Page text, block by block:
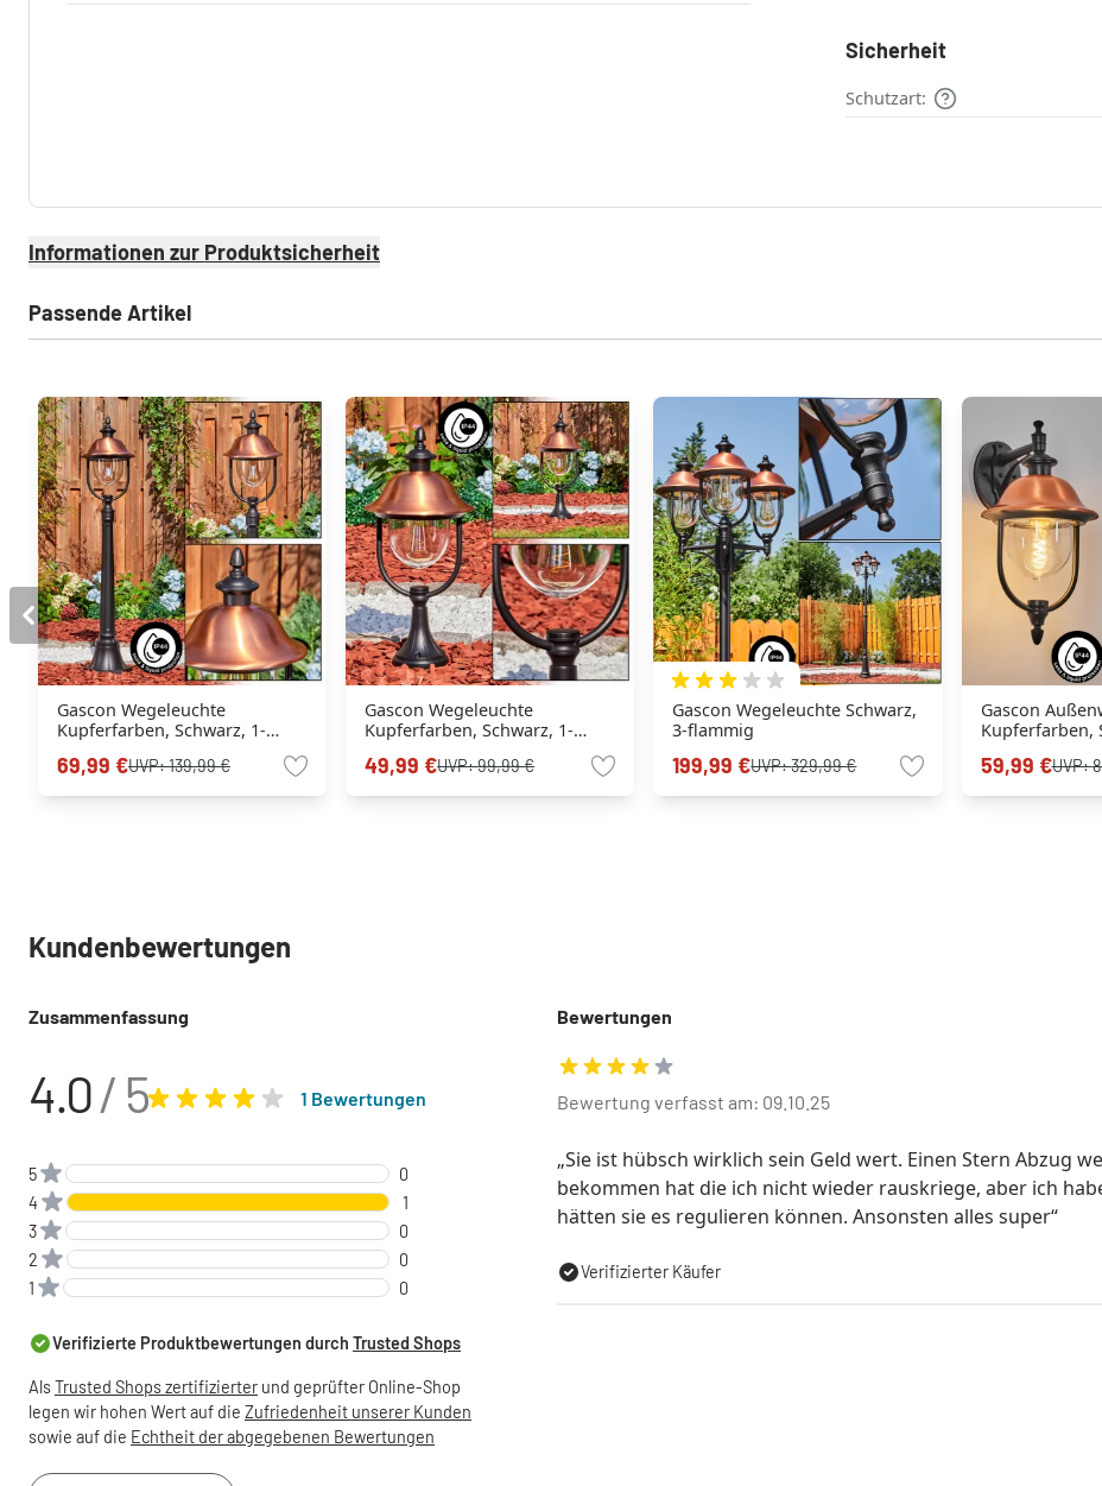
Sicherheit
Schutzart:
Informationen zur Produktsicherheit
Passende Artikel
Gascon Wegeleuchte
Kupferfarben, Schwarz, 1-
69,99 €UVP:139,99 €
Gascon Wegeleuchte
Kupferfarben, Schwarz, 1-
49,99 €UVP:99,99 €
Gascon Wegeleuchte Schwarz,
3-flammig
199,99 €UVP:329,99 €
Gascon
Kupferfarben,
59,99 €UVP:
Kundenbewertungen
Zusammenfassung
4.0/ 5 1 Bewertungen
5
0
4
1
3
0
2
0
1
0
Verifizierte Produktbewertungen durch Trusted Shops
AlsTrusted Shops zertifizierter und geprüfter Online-Shop
legen wir hohen Wert auf die Zufriedenheit unserer Kunden
sowie auf die Echtheit der abgegebenen Bewertungen
Bewertungen
Bewertung verfasst am: 09.10.25
Sie ist hübsch wirklich sein Geld wert. Einen Stern Abzug
bekommen hat die ich nicht wieder rauskriege, aber ich
hätten sie es regulieren können. Ansonsten alles super
Verifizierter Käufer